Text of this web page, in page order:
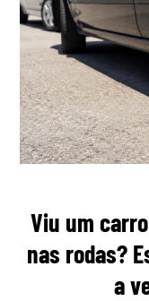
Viu um
nas rodas?
a